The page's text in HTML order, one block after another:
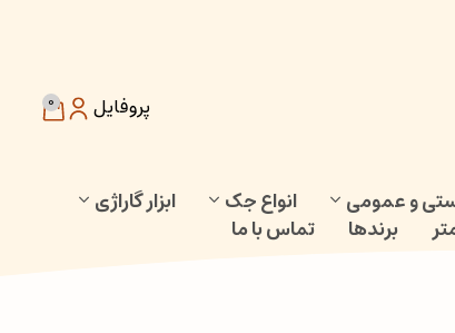
0 پروفایل
و عمومی انواع جک
ابزار گاراژی
برندها تماس با ما